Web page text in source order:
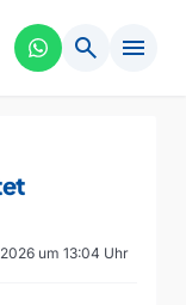
search menu
um 13:04 Uhr